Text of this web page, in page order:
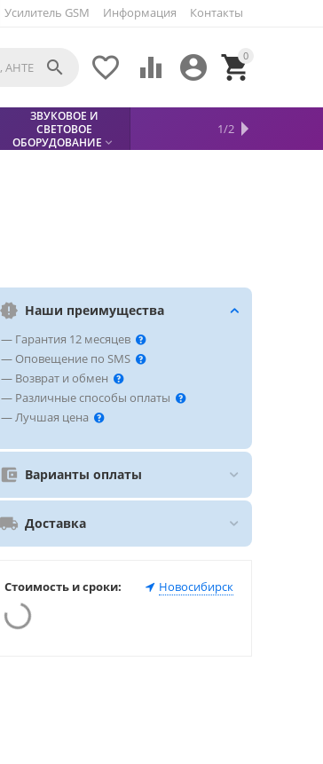
Усилитель GSM Информация Контакты
0


 

ЗВУКОВОЕ И
СВЕТОВОЕ
ОБОРУДОВАНИЕ 
МЕТАЛЛОДЕТЕКТОР
СФИНКС (SPHINX)
БЕЗОПАСНОСТЬ
КИСЛОТНЫЕ
АККУМУЛЯТОРЫ
1/2
Наши преимущества
— Гарантия 12 месяцев
— Оповещение по SMS
— Возврат и обмен
— Различные способы оплаты
— Лучшая цена
Варианты оплаты
Доставка
Стоимость и сроки: Новосибирск